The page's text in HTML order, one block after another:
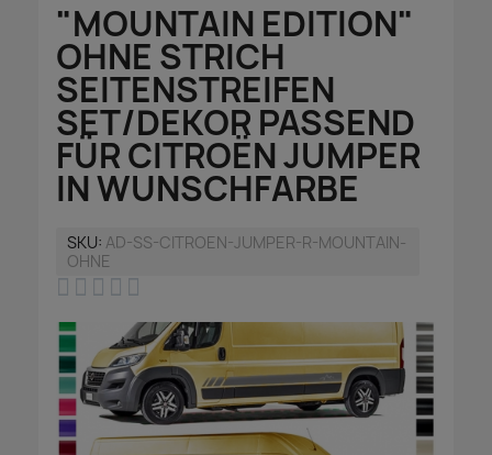
"MOUNTAIN EDITION"
OHNE STRICH
SEITENSTREIFEN
SET/DEKOR PASSEND
FÜR CITROËN JUMPER
IN WUNSCHFARBE
SKU AD-SS-CITROEN-JUMPER-R-MOUNTAIN-
OHNE
    